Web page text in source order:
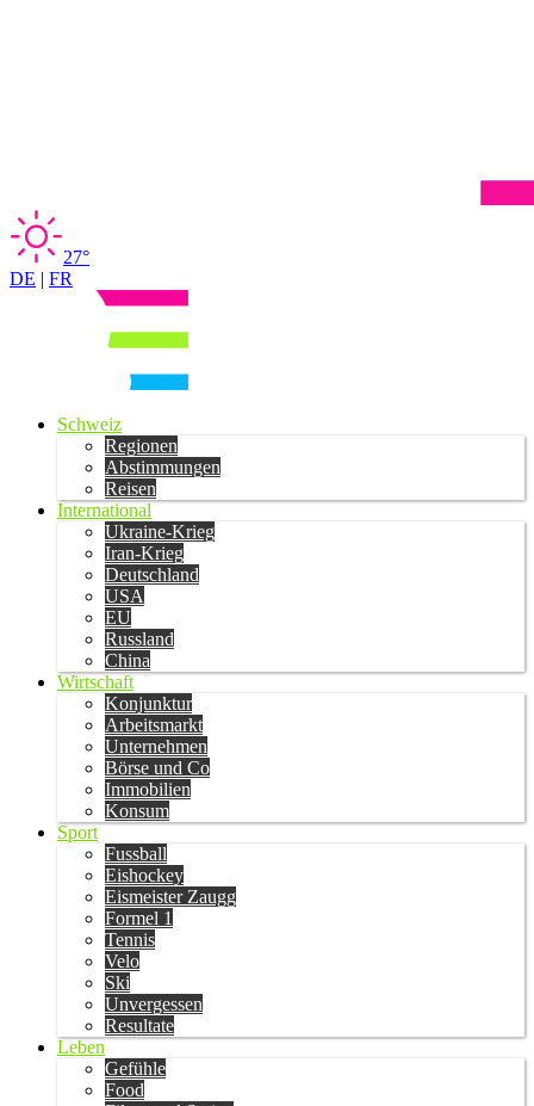
27°
DE | FR
Schweiz
Regionen
Abstimmungen
Reisen
International
Ukraine-Krieg
Iran-Krieg
Deutschland
USA
EU
Russland
China
Wirtschaft
Konjunktur
Arbeitsmarkt
Unternehmen
Börse und Co
Immobilien
Konsum
Sport
Fussball
Eishockey
Eismeister Zaugg
Formel 1
Tennis
Velo
Ski
Unvergessen
Resultate
Leben
Gefühle
Food